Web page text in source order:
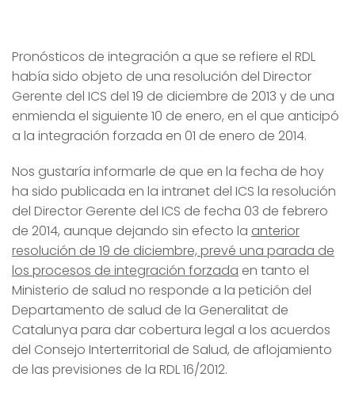
Pronósticos de integración a que se refiere el RDL
había sido objeto de una resolución del Director
Gerente del ICS del 19 de diciembre de 2013 y de una
enmienda el siguiente 10 de enero, en el que anticipó
a la integración forzada en 01 de enero de 2014.
Nos gustaría informarle de que en la fecha de hoy
ha sido publicada en la intranet del ICS la resolución
del Director Gerente del ICS de fecha 03 de febrero
de 2014, aunque dejando sin efecto la anterior
resolución de 19 de diciembre, prevé una parada de
los procesos de integración forzada en tanto el
Ministerio de salud no responde a la petición del
Departamento de salud de la Generalitat de
Catalunya para dar cobertura legal a los acuerdos
del Consejo Interterritorial de Salud, de aflojamiento
de las previsiones de la RDL 16/2012.